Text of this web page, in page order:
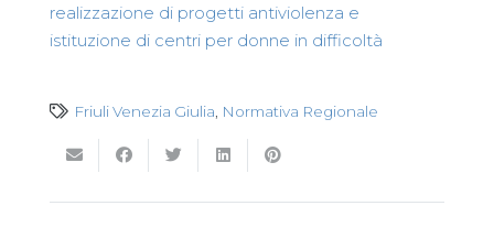
realizzazione di progetti antiviolenza e
istituzione di centri per donne in difficoltà
Friuli Venezia Giulia Normativa Regionale